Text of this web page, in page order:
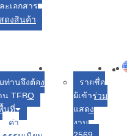
ะเอกสาร
ดงสินค้า
ท่านจึงต้อง
น TFBO
นที่
ค่า
ผู้เข้าชมงาน
รายชื่อ
ผู้เข้าร่วม
แสดง
งาน
ข่าว